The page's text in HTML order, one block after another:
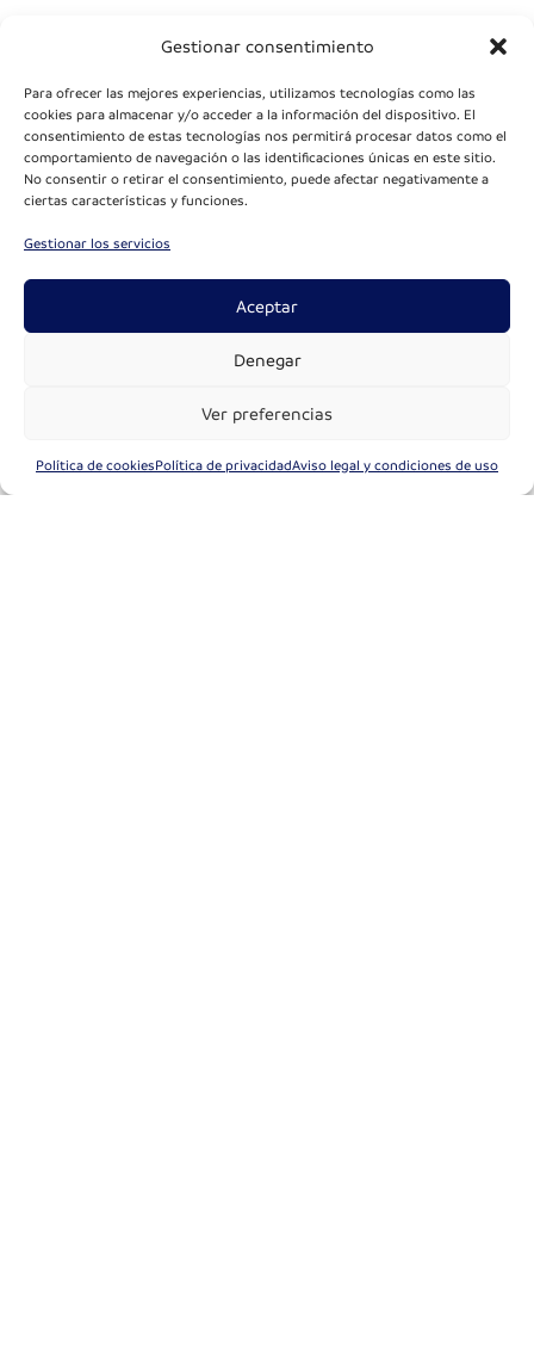
Gestionar consentimiento
Para ofrecer las mejores experiencias, utilizamos tecnologías como las
cookies para almacenar y/o acceder a la información del dispositivo. El
consentimiento de estas tecnologías nos permitirá procesar datos como el
comportamiento de navegación o las identificaciones únicas en este sitio.
No consentir o retirar el consentimiento, puede afectar negativamente a
ciertas características y funciones.
Gestionar los servicios
Aceptar
Denegar
Ver preferencias
Política de cookiesPolítica de privacidadAviso legal y condiciones de uso